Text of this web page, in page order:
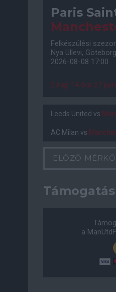
Paris
Felkészülési
Nya Ullevi, Göteborg
2026-08-08 17:00
2 nap 14 óra 27
Leeds United vs
AC Milan vs
ELŐZŐ
Támogatás
a